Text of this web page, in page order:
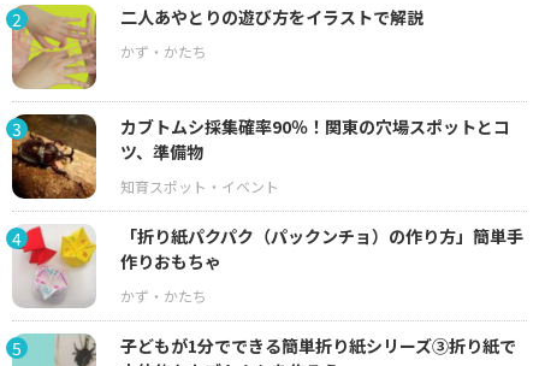
2 二人あやとりの遊び方をイラストで解説
3
カブトムシ採集確率90％！関東の穴場スポットとコ
ツ、準備物
4
「折り紙パクパク（パックンチョ）の作り方」簡単手
作りおもちゃ
5
子どもが1分でできる簡単折り紙シリーズ③折り紙で